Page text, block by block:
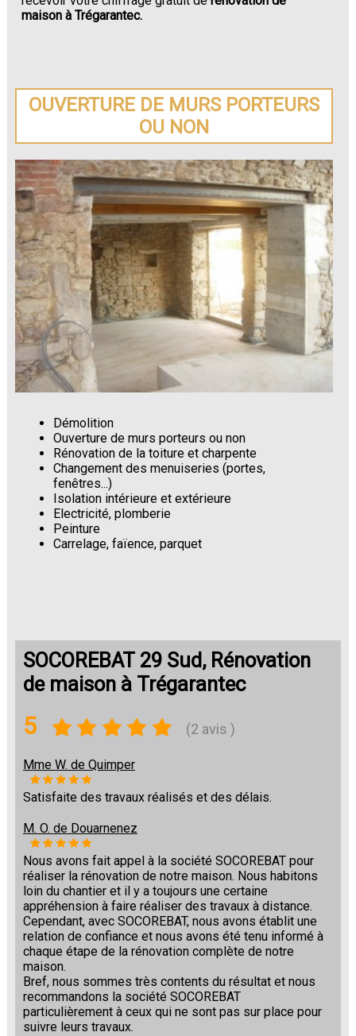
maison à Trégarantec.
OUVERTURE DE MURS PORTEURS
OU NON
Démolition
Ouverture de murs porteurs ou non
Rénovation de la toiture et charpente
Changement des menuiseries (portes,
fenêtres...)
Isolation intérieure et extérieure
Electricité, plomberie
Peinture
Carrelage, faïence, parquet
SOCOREBAT 29 Sud, Rénovation
de maison à Trégarantec
5 (2 avis )
Mme W. de Quimper
Satisfaite des travaux réalisés et des délais.
M. O. de Douarnenez
Nous avons fait appel à la société SOCOREBAT pour
réaliser la rénovation de notre maison. Nous habitons
loin du chantier et il y a toujours une certaine
appréhension à faire réaliser des travaux à distance.
Cependant, avec SOCOREBAT, nous avons établit une
relation de confiance et nous avons été tenu informé à
chaque étape de la rénovation complète de notre
maison.
Bref, nous sommes très contents du résultat et nous
recommandons la société SOCOREBAT
particulièrement à ceux qui ne sont pas sur place pour
suivre leurs travaux.